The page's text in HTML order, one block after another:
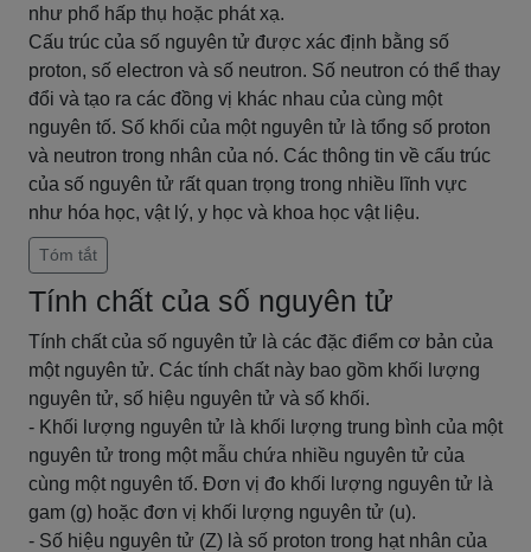
như phổ hấp thụ hoặc phát xạ.
Cấu trúc của số nguyên tử được xác định bằng số
proton, số electron và số neutron. Số neutron có thể thay
đổi và tạo ra các đồng vị khác nhau của cùng một
nguyên tố. Số khối của một nguyên tử là tổng số proton
và neutron trong nhân của nó. Các thông tin về cấu trúc
của số nguyên tử rất quan trọng trong nhiều lĩnh vực
như hóa học, vật lý, y học và khoa học vật liệu.
Tóm tắt
Tính chất của số nguyên tử
Tính chất của số nguyên tử là các đặc điểm cơ bản của
một nguyên tử. Các tính chất này bao gồm khối lượng
nguyên tử, số hiệu nguyên tử và số khối.
- Khối lượng nguyên tử là khối lượng trung bình của một
nguyên tử trong một mẫu chứa nhiều nguyên tử của
cùng một nguyên tố. Đơn vị đo khối lượng nguyên tử là
gam (g) hoặc đơn vị khối lượng nguyên tử (u).
- Số hiệu nguyên tử (Z) là số proton trong hạt nhân của